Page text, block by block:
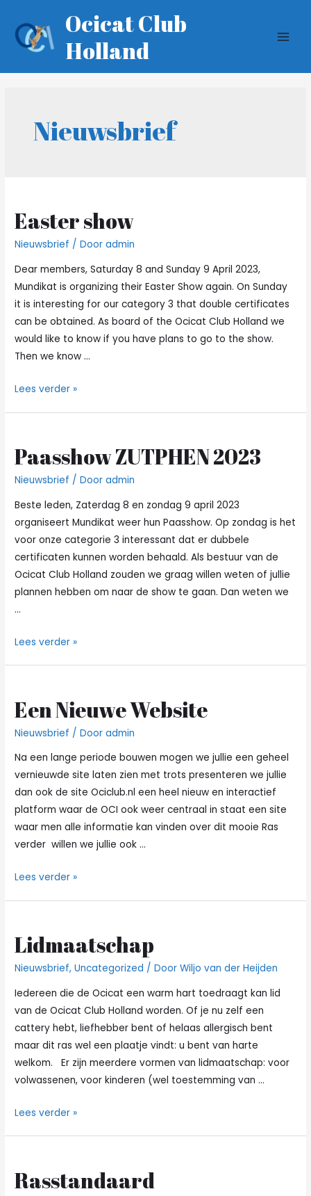
naar
Ocicat Club
Holland
Nieuwsbrief
Easter show
Nieuwsbrief / Dooradmin
Dear members, Saturday 8 and Sunday 9 April 2023,
Mundikat is organizing their Easter Show again. On Sunday
it is interesting for our category 3 that double certificates
can be obtained. As board of the Ocicat Club Holland we
would like to know if you have plans to go to the show.
Then we know …
Easter
Lees verder »
Paasshow ZUTPHEN 2023
Nieuwsbrief / Dooradmin
Beste leden, Zaterdag 8 en zondag 9 april 2023
organiseert Mundikat weer hun Paasshow. Op zondag is het
voor onze categorie 3 interessant dat er dubbele
certificaten kunnen worden behaald. Als bestuur van de
Ocicat Club Holland zouden we graag willen weten of jullie
plannen hebben om naar de show te gaan. Dan weten we
…
Paasshow
Lees verder »
Een Nieuwe Website
Nieuwsbrief / Dooradmin
Na een lange periode bouwen mogen we jullie een geheel
vernieuwde site laten zien met trots presenteren we jullie
dan ook de site Ociclub.nl een heel nieuw en interactief
platform waar de OCI ook weer centraal in staat een site
waar men alle informatie kan vinden over dit mooie Ras
verder willen we jullie ook …
Een
Lees verder »
Lidmaatschap
Nieuwsbrief,Uncategorized / DoorWiljo van der Heijden
Iedereen die de Ocicat een warm hart toedraagt kan lid
van de Ocicat Club Holland worden. Of je nu zelf een
cattery hebt, liefhebber bent of helaas allergisch bent
maar dit ras wel een plaatje vindt: u bent van harte
welkom. Er zijn meerdere vormen van lidmaatschap: voor
volwassenen, voor kinderen (wel toestemming van …
Lidmaatschap
Lees verder »
Rasstandaard